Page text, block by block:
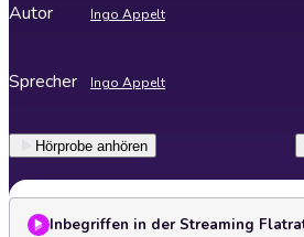
Autor Ingo Appelt
Sprecher Ingo Appelt
Hörprobe anhören
Inbegriffen in der Streaming